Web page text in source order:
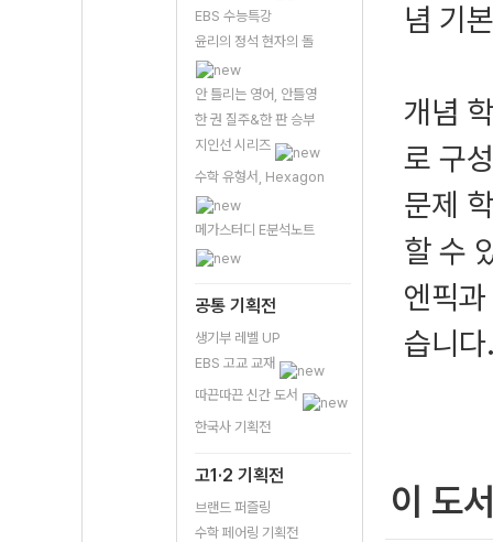
EBS 수능특강
윤리의 정석 현자의 돌
안 틀리는 영어, 안틀영
한 권 질주&한 판 승부
지인선 시리즈
수학 유형서, Hexagon
메가스터디 E분석노트
공통 기획전
생기부 레벨 UP
EBS 고교 교재
따끈따끈 신간 도서
한국사 기획전
고1·2 기획전
브랜드 퍼즐링
수학 페어링 기획전
념 기
개념
로 구
문제
할 수
엔픽
습니
이 도